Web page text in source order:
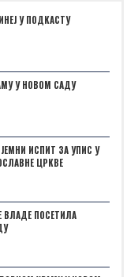
У ПОДКАСТУ
У НОВОМ САДУ
ИСПИТ ЗА УПИС У
ЦРКВЕ
ВЛАДЕ ПОСЕТИЛА